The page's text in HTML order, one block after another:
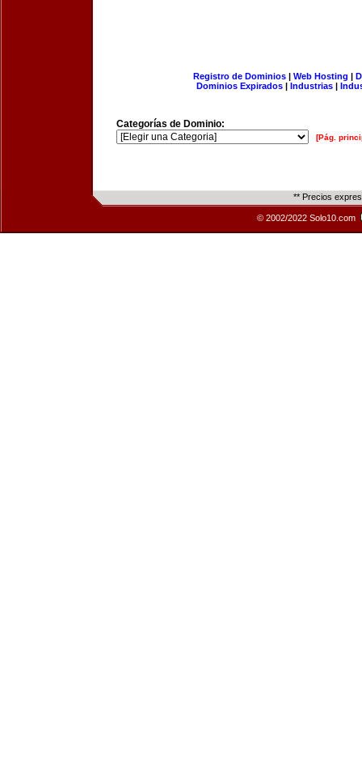
Registro de Dominios| Web Hosting |
Dominios Expirados | Industrias |
Categorías de Dominio:
[Pág.
** Precios
© 2002/2022 Solo10.com